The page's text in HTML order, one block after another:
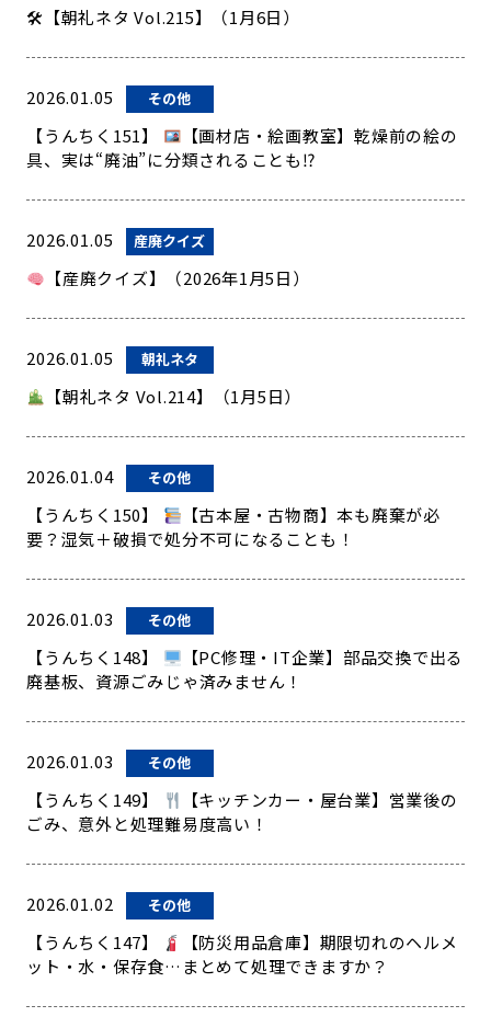
🛠【朝礼ネタ Vol.215】（1月6日）
2026.01.05 その他
【うんちく151】
【画材店・絵画教室】乾燥前の絵の
具、実は“廃油”に分類されることも⁉
2026.01.05 産廃クイズ
【産廃クイズ】（2026年1月5日）
2026.01.05 朝礼ネタ
【朝礼ネタ Vol.214】（1月5日）
2026.01.04 その他
【うんちく150】
【古本屋・古物商】本も廃棄が必
要？湿気＋破損で処分不可になることも！
2026.01.03 その他
【うんちく148】
【PC修理・IT企業】部品交換で出る
廃基板、資源ごみじゃ済みません！
2026.01.03 その他
【うんちく149】
【キッチンカー・屋台業】営業後の
ごみ、意外と処理難易度高い！
2026.01.02 その他
【うんちく147】
【防災用品倉庫】期限切れのヘルメ
ット・水・保存食…まとめて処理できますか？